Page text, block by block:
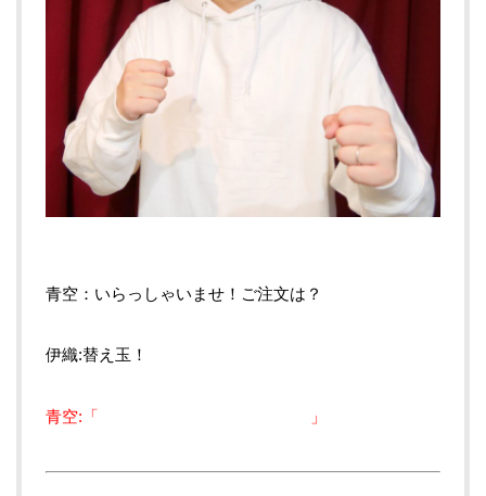
青空：いらっしゃいませ！ご注文は？
伊織:替え玉！
青空:「 」